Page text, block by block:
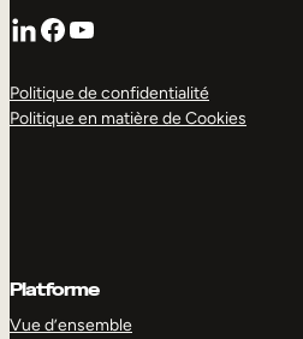
LinkedIn
Facebook
YouTube
Politique de confidentialité
Politique en matière de Cookies
Platforme
Vue d’ensemble